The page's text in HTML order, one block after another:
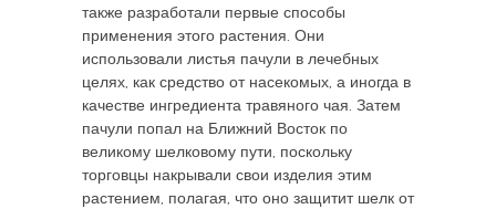
также разработали первые способы
применения этого растения. Они
использовали листья пачули в лечебных
целях, как средство от насекомых, а иногда в
качестве ингредиента травяного чая. Затем
пачули попал на Ближний Восток по
великому шелковому пути, поскольку
торговцы накрывали свои изделия этим
растением, полагая, что оно защитит шелк от